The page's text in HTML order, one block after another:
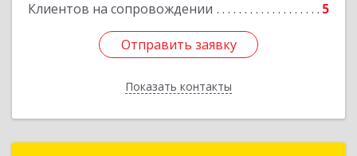
Клиентов на сопровождении 5
Отправить заявку
Показать контакты
Отправить заявку
Назад